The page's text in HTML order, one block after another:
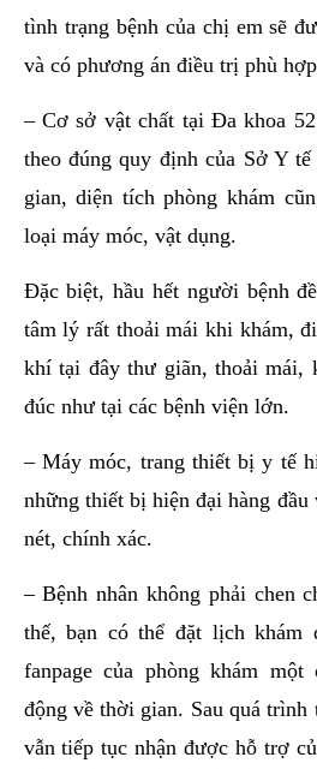
tình trạng bệnh của chị em sẽ
và có phương án điều trị phù
– Cơ sở vật chất tại Đa khoa
theo đúng quy định của Sở Y
gian, diện tích phòng khám
loại máy móc, vật dụng.
Đặc biệt, hầu hết người bệnh
tâm lý rất thoải mái khi khám,
khí tại đây thư giãn, thoải mái,
đúc như tại các bệnh viện lớn.
– Máy móc, trang thiết bị y tế
những thiết bị hiện đại hàng đầu
nét, chính xác.
– Bệnh nhân không phải chen
thế, bạn có thể đặt lịch khám
fanpage của phòng khám
động về thời gian. Sau quá trình
vẫn tiếp tục nhận được hỗ trợ